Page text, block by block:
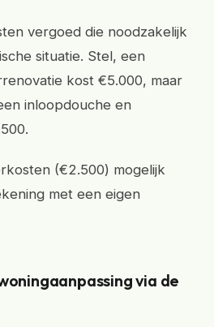
vergoed die noodzakelijk
situatie. Stel, een
kost €5.000, maar
inloopdouche en
(€2.500) mogelijk
met een eigen
via de